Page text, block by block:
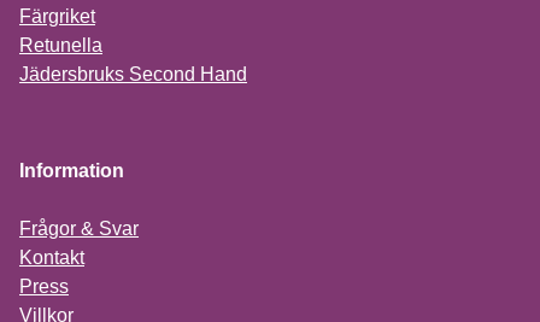
Färgriket
Retunella
Jädersbruks Second Hand
Information
Frågor & Svar
Kontakt
Press
Villkor